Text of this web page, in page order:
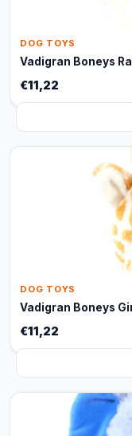
DOG TOYS
Vadigran Boneys
€11,22
DOG TOYS
Vadigran Boneys
€11,22